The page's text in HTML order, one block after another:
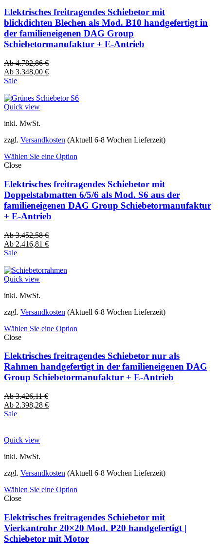
Elektrisches freitragendes Schiebetor mit
blickdichten Blechen als Mod. B10 handgefertigt in
der familieneigenen DAG Group
Schiebetormanufaktur + E-Antrieb
Ab4.782,86€
Ab 3.348,00 €
Sale
Quick view
inkl. MwSt.
zzgl. Versandkosten (Aktuell 6-8 Wochen Lieferzeit)
Wählen Sie eine Option
Close
Elektrisches freitragendes Schiebetor mit
Doppelstabmatten 6/5/6 als Mod. S6 aus der
familieneigenen DAG Group Schiebetormanufaktur
+ E-Antrieb
Ab3.452,58€
Ab 2.416,81 €
Sale
Quick view
inkl. MwSt.
zzgl. Versandkosten (Aktuell 6-8 Wochen Lieferzeit)
Wählen Sie eine Option
Close
Elektrisches freitragendes Schiebetor nur als
Rahmen handgefertigt in der familieneigenen DAG
Group Schiebetormanufaktur + E-Antrieb
Ab3.426,11€
Ab 2.398,28 €
Sale
Quick view
inkl. MwSt.
zzgl. Versandkosten (Aktuell 6-8 Wochen Lieferzeit)
Wählen Sie eine Option
Close
Elektrisches freitragendes Schiebetor mit
Vierkantrohr 20×20 Mod. P20 handgefertigt |
Schiebetor mit Motor